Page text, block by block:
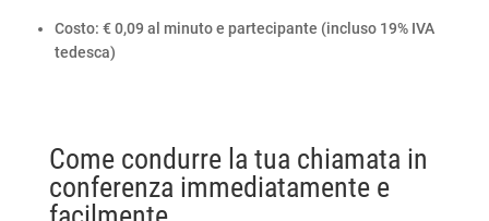
Costo: € 0,09 al minuto e partecipante (incluso 19% IVA
tedesca)
Come condurre la tua chiamata in
conferenza immediatamente e